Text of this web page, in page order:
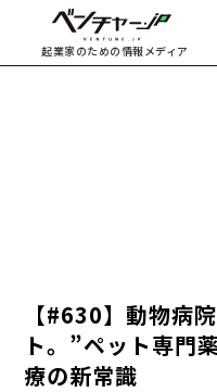
起業家のための情報メディア
【#630】動物病
ト。”ペット専門
療の新常識